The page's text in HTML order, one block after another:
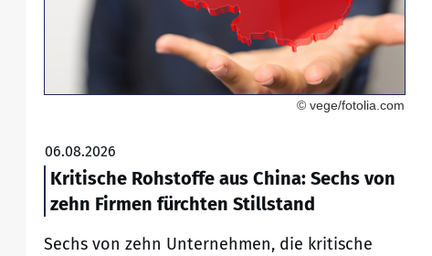
© vege/fotolia.com
06.08.2026
Kritische Rohstoffe aus China: Sechs von
zehn Firmen fürchten Stillstand
Sechs von zehn Unternehmen, die kritische